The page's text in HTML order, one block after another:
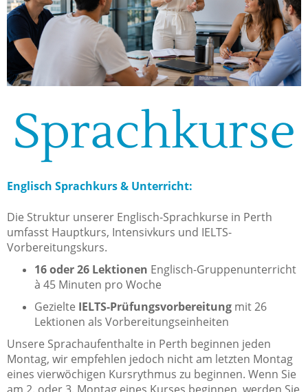
Sprachkurse
Englisch Sprachkurs & Unterricht:
Die Struktur unserer Englisch-Sprachkurse in Perth
umfasst Hauptkurs, Intensivkurs und IELTS-
Vorbereitungskurs.
16 oder 26 Lektionen Englisch-Gruppenunterricht
à 45 Minuten pro Woche
Gezielte IELTS-Prüfungsvorbereitung mit 26
Lektionen als Vorbereitungseinheiten
Unsere Sprachaufenthalte in Perth beginnen jeden
Montag, wir empfehlen jedoch nicht am letzten Montag
eines vierwöchigen Kursrythmus zu beginnen. Wenn Sie